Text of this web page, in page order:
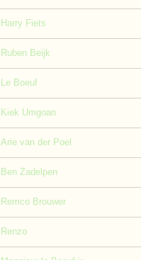
Harry Fiets
Ruben Beijk
Le Boeuf
Kiek Umgoan
Arie van der Poel
Ben Zadelpen
Remco Brouwer
Renzo